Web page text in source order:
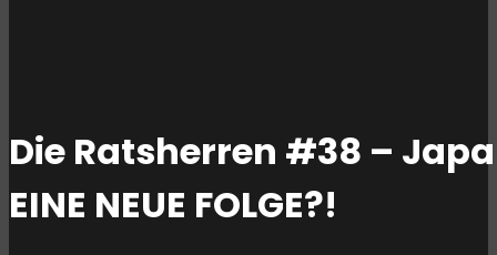
Die Ratsherren #38 –
EINE NEUE FOLGE?!